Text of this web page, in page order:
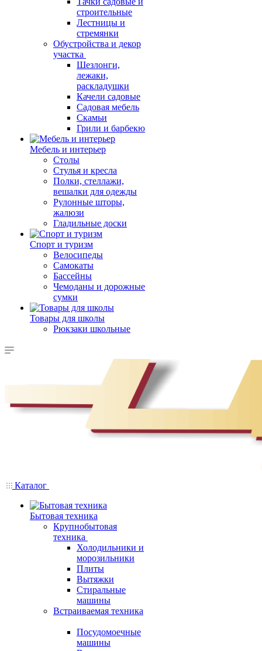
строительные
Лестницы и
стремянки
Обустройства и декор
участка
Шезлонги,
лежаки,
раскладушки
Качели садовые
Садовая мебель
Скамьи
Грили и барбекю
Мебель и интерьер
Столы
Стулья и кресла
Полки, стеллажи,
вешалки для одежды
Рулонные шторы,
жалюзи
Гладильные доски
Спорт и туризм
Велосипеды
Самокаты
Бассейны
Чемоданы и дорожные
сумки
Товары для школы
Рюкзаки школьные
Каталог
Бытовая техника
Крупнобытовая
техника
Холодильники и
морозильники
Плиты
Вытяжки
Стиральные
машины
Встраиваемая техника
Посудомоечные
машины